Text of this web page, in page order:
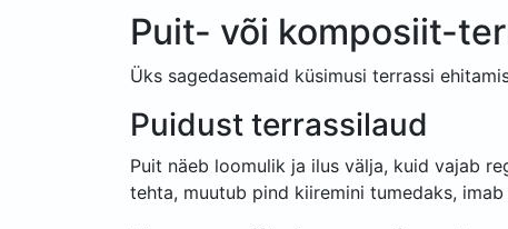
Puit- või komposiit-
Üks sagedasemaid küsimusi terrassi
Puidust terrassilaud
Puit näeb loomulik ja ilus välja, kuid vajab
tehta, muutub pind kiiremini tumedaks,